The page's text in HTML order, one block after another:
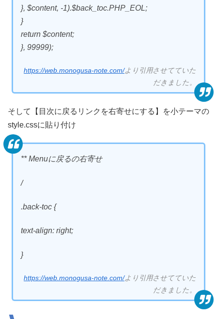
}, $content, -1).$back_toc.PHP_EOL;
}
return $content;
}, 99999);
https://web.monogusa-note.com/より引用させてていた
だきました。
そして【目次に戻るリンクを右寄せにする】を小テーマの
style.cssに貼り付け
** Menuに戻るの右寄せ
/
.back-toc {
text-align: right;
}
https://web.monogusa-note.com/より引用させてていた
だきました。